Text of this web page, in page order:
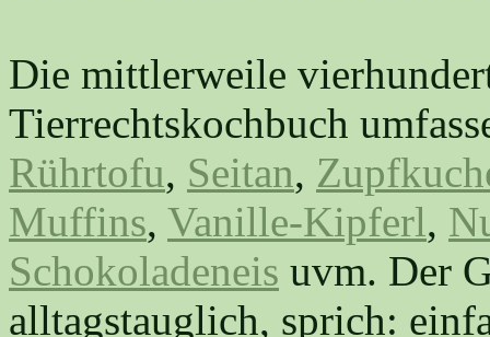
Die mittlerweile
Tierrechtskochbuch
Rührtofu, Seitan,
Muffins, Vanille-Kipferl,
Schokoladeneis uvm. Der
alltagstauglich, sprich: